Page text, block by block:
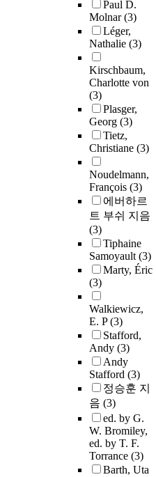
Paul D.
Molnar(3)
Léger,
Nathalie (3)
Kirschbaum,
Charlotte von
(3)
Plasger,
Georg (3)
Tietz,
Christiane (3)
Noudelmann,
François (3)
에버하르
트 부쉬 지음
(3)
Tiphaine
Samoyault(3)
Marty, Éric
(3)
Walkiewicz,
E. P(3)
Stafford,
Andy (3)
Andy
Stafford (3)
정승훈 지
음 (3)
ed. by G.
W. Bromiley,
ed. by T. F.
Torrance (3)
Barth, Uta